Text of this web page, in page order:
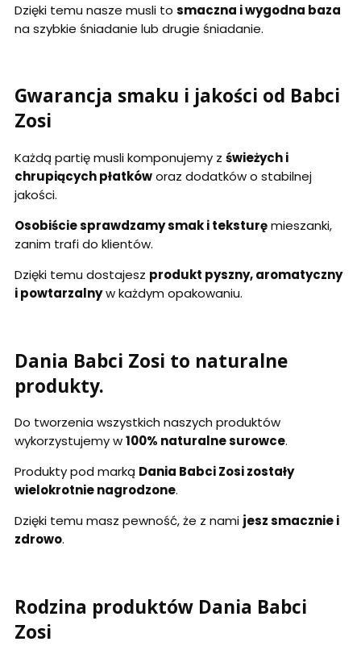
Dzięki temu nasze musli to smaczna i wygodna baza
na szybkie śniadanie lub drugie śniadanie.
Gwarancja smaku i jakości od Babci
Zosi
Każdą partię musli komponujemy z świeżych i
chrupiących płatkóworaz dodatków o stabilnej
jakości.
Osobiście sprawdzamy smak i teksturęmieszanki,
zanim trafi do klientów.
Dzięki temu dostajesz produkt pyszny, aromatyczny
i powtarzalnyw każdym opakowaniu.
Dania Babci Zosi to naturalne
produkty.
Do tworzenia wszystkich naszych produktów
wykorzystujemy w100% naturalne surowce.
Produkty pod marką Dania Babci Zosi zostały
wielokrotnie nagrodzone.
Dzięki temu masz pewność, że z nami jesz smacznie i
zdrowo.
Rodzina produktów Dania Babci
Zosi